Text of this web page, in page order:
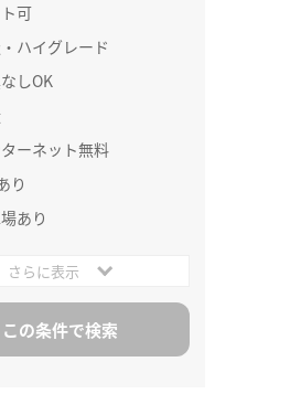
可
ハイグレード
しOK
ーネット無料
り
あり
さらに表示